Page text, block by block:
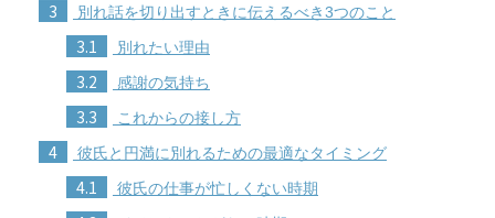
3 別れ話を切り出すときに伝えるべき3つのこと
3.1 別れたい理由
3.2 感謝の気持ち
3.3 これからの接し方
4 彼氏と円満に別れるための最適なタイミング
4.1 彼氏の仕事が忙しくない時期